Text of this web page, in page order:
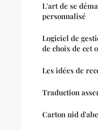
L'art de se
personnalisé
Logiciel de
de choix de cet
Les idées de
Traduction
Carton nid